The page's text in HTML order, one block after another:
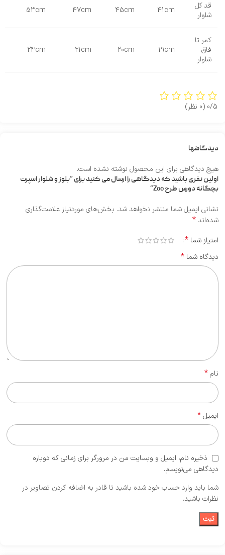
قد کل
شلوار
41cm
45cm
47cm
53cm
کمر تا
فاق
شلوار
19cm
20cm
21cm
24cm
0/5 (0 نظر)
دیدگاهها
هیچ دیدگاهی برای این محصول نوشته نشده است.
اولین نفری باشید که دیدگاهی را ارسال می کنید برای “بلوز و شلوار اسپرت
بچگانه دورس طرح Zoo”
نشانی ایمیل شما منتشر نخواهد شد. بخش‌های موردنیاز علامت‌گذاری
شده‌اند*
امتیاز شما *
دیدگاه شما *
نام*
ایمیل*
ذخیره نام، ایمیل و وبسایت من در مرورگر برای زمانی که دوباره
دیدگاهی می‌نویسم.
شما باید وارد حساب خود شده باشید تا قادر به اضافه کردن تصاویر در
نظرات باشید.